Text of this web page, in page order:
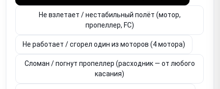
Не взлетает / нестабильный полёт (мотор,
пропеллер, FC)
Не работает / сгорел один из моторов (4 мотора)
Сломан / погнут пропеллер (расходник — от любого
касания)